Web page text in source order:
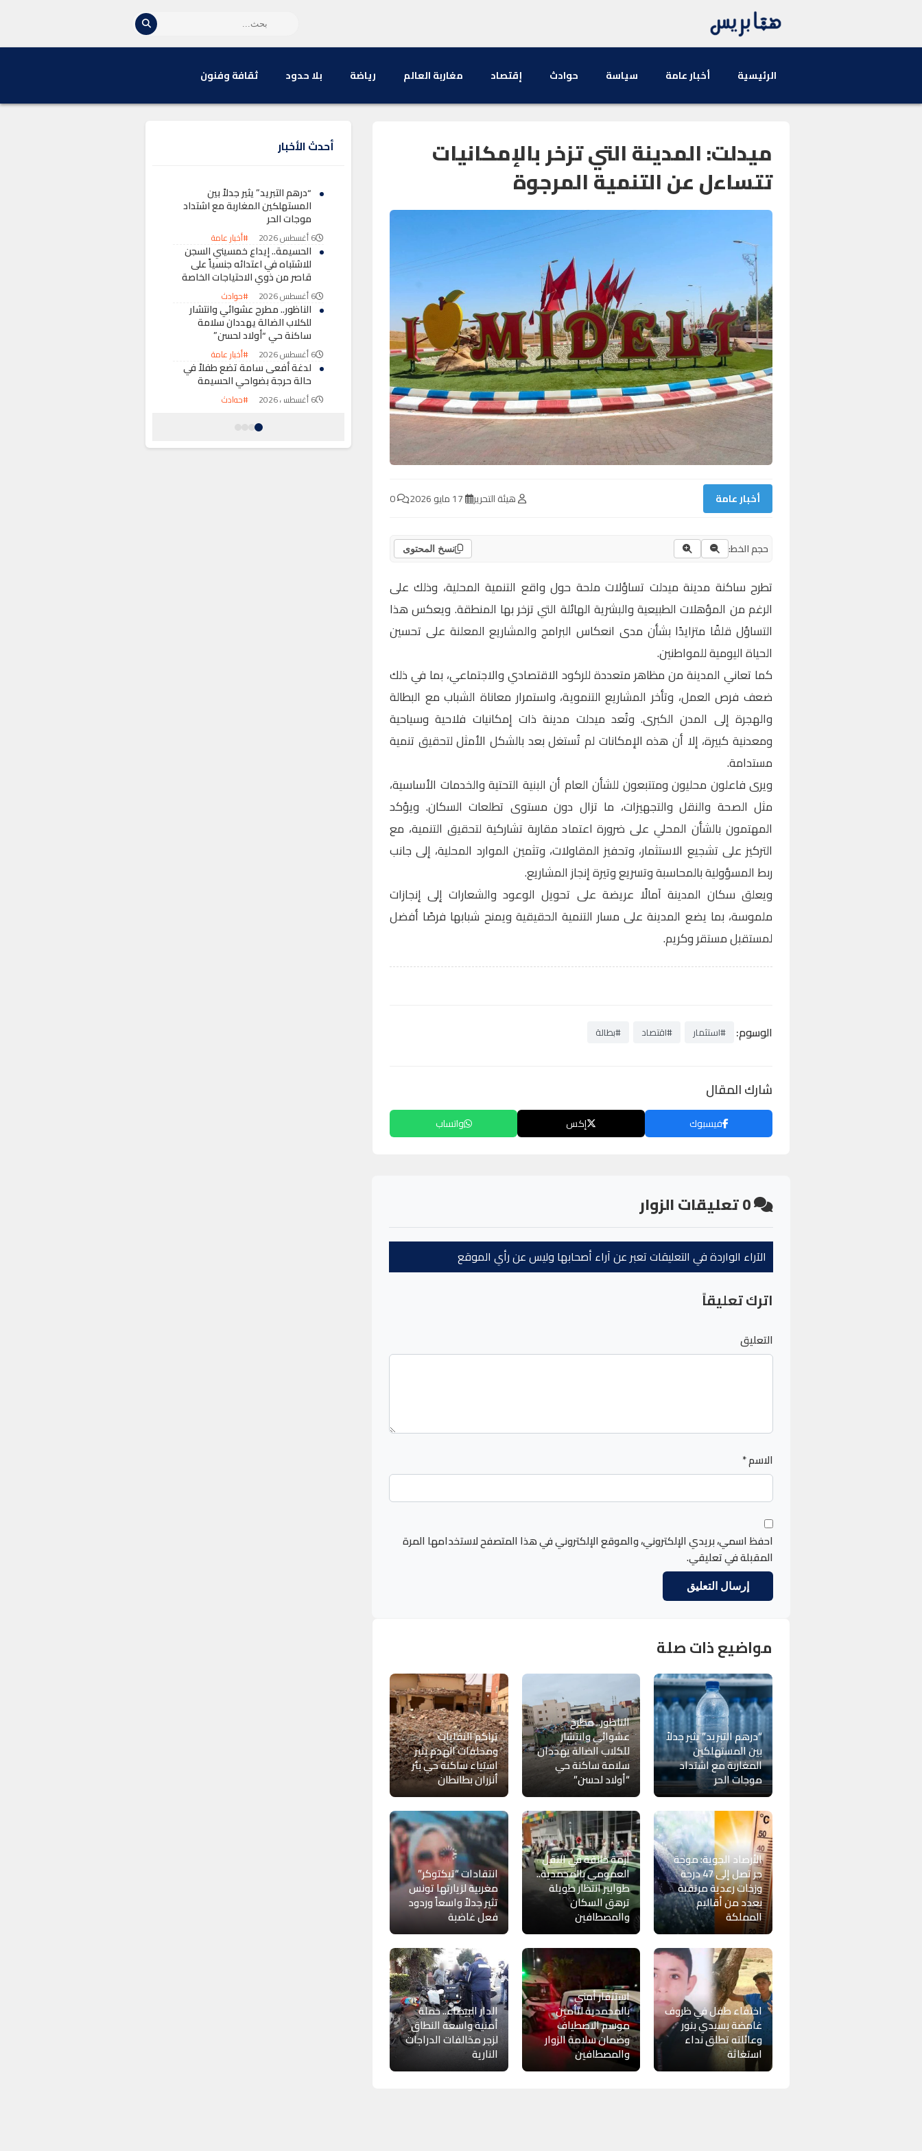
الرئيسية أخبار عامة سياسة حوادث إقتصاد مغاربة العالم رياضة بلا حدود ثقافة وفنون
ميدلت: المدينة التي تزخر بالإمكانيات
تتساءل عن التنمية المرجوة
أخبار عامة هيئة التحرير
حجم الخط: نسخ المحتوى
تطرح ساكنة مدينة ميدلت تساؤلات ملحة حول واقع التنمية المحلية، وذلك على
الرغم من المؤهلات الطبيعية والبشرية الهائلة التي تزخر بها المنطقة. ويعكس هذا
التساؤل قلقًا متزايدًا بشأن مدى انعكاس البرامج والمشاريع المعلنة على تحسين
الحياة اليومية للمواطنين.
كما تعاني المدينة من مظاهر متعددة للركود الاقتصادي والاجتماعي، بما في ذلك
ضعف فرص العمل، وتأخر المشاريع التنموية، واستمرار معاناة الشباب مع البطالة
والهجرة إلى المدن الكبرى. وتُعد ميدلت مدينة ذات إمكانيات فلاحية وسياحية
ومعدنية كبيرة، إلا أن هذه الإمكانات لم تُستغل بعد بالشكل الأمثل لتحقيق تنمية
مستدامة.
ويرى فاعلون محليون ومتتبعون للشأن العام أن البنية التحتية والخدمات الأساسية،
مثل الصحة والنقل والتجهيزات، ما تزال دون مستوى تطلعات السكان. ويؤكد
المهتمون بالشأن المحلي على ضرورة اعتماد مقاربة تشاركية لتحقيق التنمية، مع
التركيز على تشجيع الاستثمار، وتحفيز المقاولات، وتثمين الموارد المحلية، إلى جانب
ربط المسؤولية بالمحاسبة وتسريع وتيرة إنجاز المشاريع.
ويعلق سكان المدينة آمالًا عريضة على تحويل الوعود والشعارات إلى إنجازات
ملموسة، بما يضع المدينة على مسار التنمية الحقيقية ويمنح شبابها فرصًا أفضل
لمستقبل مستقر وكريم.
الوسوم: #استثمار #اقتصاد #بطالة
شارك المقال
فيسبوك إكس واتساب
0تعليقات الزوار
الآراء الواردة في التعليقات تعبر عن آراء أصحابها وليس عن رأي الموقع
اترك تعليقاً
التعليق
الاسم*
احفظ اسمي، بريدي الإلكتروني، والموقع الإلكتروني في هذا المتصفح لاستخدامها المرة
المقبلة في تعليقي.
مواضيع ذات صلة
“درهم التبريد” يثير جدلاً
بين المستهلكين
المغاربة مع اشتداد
موجات الحر
الناظور.. مطرح
عشوائي وانتشار
للكلاب الضالة يهددان
سلامة ساكنة حي
“أولاد لحسن”
تراكم النفايات
ومخلفات الهدم يثير
استياء ساكنة حي بئر
أنزران بطانطان
الأرصاد الجوية: موجة
حر تصل إلى 47 درجة
وزخات رعدية مرتقبة
بعدد من أقاليم
المملكة
أزمة خانقة في النقل
العمومي بالمحمدية..
طوابير انتظار طويلة
ترهق السكان
والمصطافين
انتقادات “تيكتوكر”
مغربية لزيارتها تونس
تثير جدلاً واسعاً وردود
فعل غاضبة
اختفاء طفل في ظروف
غامضة بسيدي بنور
وعائلته تطلق نداء
استغاثة
استنفار أمني
بالمحمدية لتأمين
موسم الاصطياف
وضمان سلامة الزوار
والمصطافين
الدار البيضاء.. حملة
أمنية واسعة النطاق
لزجر مخالفات الدراجات
النارية
أحدث الأخبار
“درهم التبريد” يثير جدلاً بين
المستهلكين المغاربة مع اشتداد
موجات الحر
6 أغسطس 2026 #أخبار عامة
الحسيمة.. إيداع خمسيني السجن
للاشتباه في اعتدائه جنسياً على
قاصر من ذوي الاحتياجات الخاصة
6 أغسطس 2026 #حوادث
الناظور.. مطرح عشوائي وانتشار
للكلاب الضالة يهددان سلامة
ساكنة حي “أولاد لحسن”
6 أغسطس 2026 #أخبار عامة
لدغة أفعى سامة تضع طفلاً في
حالة حرجة بضواحي الحسيمة
6 أغسطس 2026 #حوادث
استياء ساكنة حي بئر أنزران